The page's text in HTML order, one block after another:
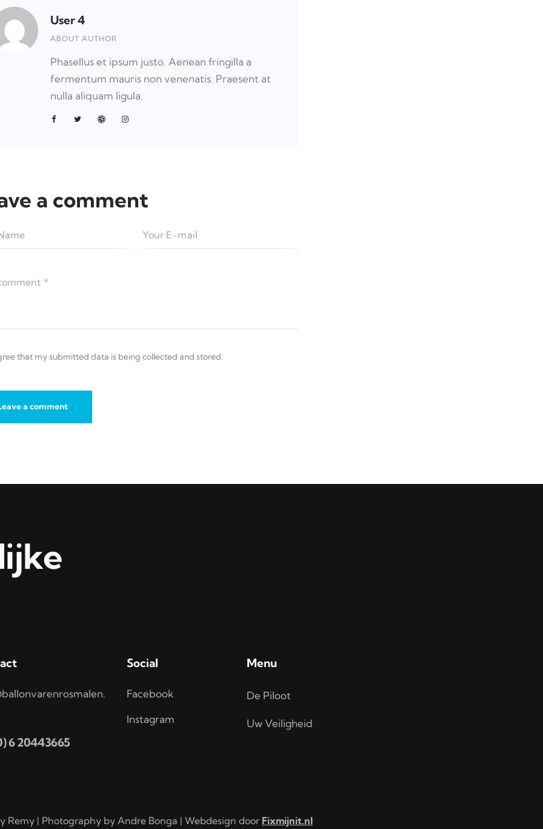
User 4
ABOUT AUTHOR
Phasellus et ipsum justo. Aenean fringilla a
fermentum mauris non venenatis. Praesent at
nulla aliquam ligula.
a comment
that my submitted data is being collected and stored.
6 20443665
Social
Facebook
Instagram
Menu
De Piloot
Uw Veiligheid
| Photography by Andre Bonga | Webdesign door Fixmijnit.nl